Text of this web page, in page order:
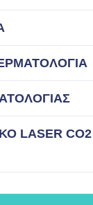
LASER CO2